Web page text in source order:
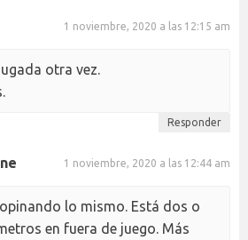
1 noviembre, 2020 a las 12:15 am
otra vez.
Responder
1 noviembre, 2020 a las 12:44 am
lo mismo. Está dos o
en fuera de juego. Más